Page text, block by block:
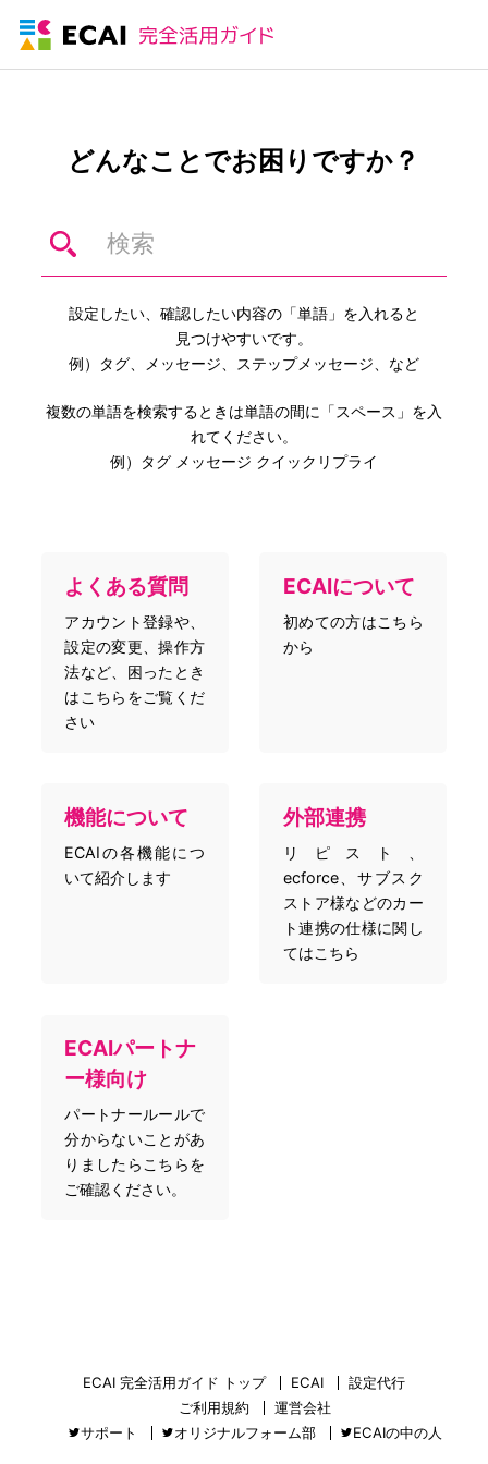
どんなことでお困りですか？
設定したい、確認したい内容の「単語」を入れると
見つけやすいです。
例）タグ、メッセージ、ステップメッセージ、など
複数の単語を検索するときは単語の間に「スペース」を入
れてください。
例）タグ メッセージ クイックリプライ
よくある質問
アカウント登録や、
設定の変更、操作方
法など、困ったとき
はこちらをご覧くだ
さい
ECAIについて
初めての方はこちら
から
機能について
ECAIの各機能につ
いて紹介します
外部連携
リピスト、
ecforce、サブスク
ストア様などのカー
ト連携の仕様に関し
てはこちら
ECAIパートナ
ー様向け
パートナールールで
分からないことがあ
りましたらこちらを
ご確認ください。
ECAI 完全活用ガイド トップ ECAI
設定代行
ご利用規約
運営会社
サポート
オリジナルフォーム部 ECAIの中の人